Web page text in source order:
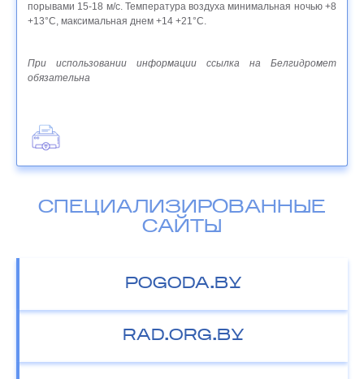
порывами 15-18 м/с. Температура воздуха минимальная ночью +8
+13°С, максимальная днем +14 +21°С.
При использовании информации ссылка на Белгидромет
обязательна
СПЕЦИАЛИЗИРОВАННЫЕ
САЙТЫ
POGODA.BY
RAD.ORG.BY